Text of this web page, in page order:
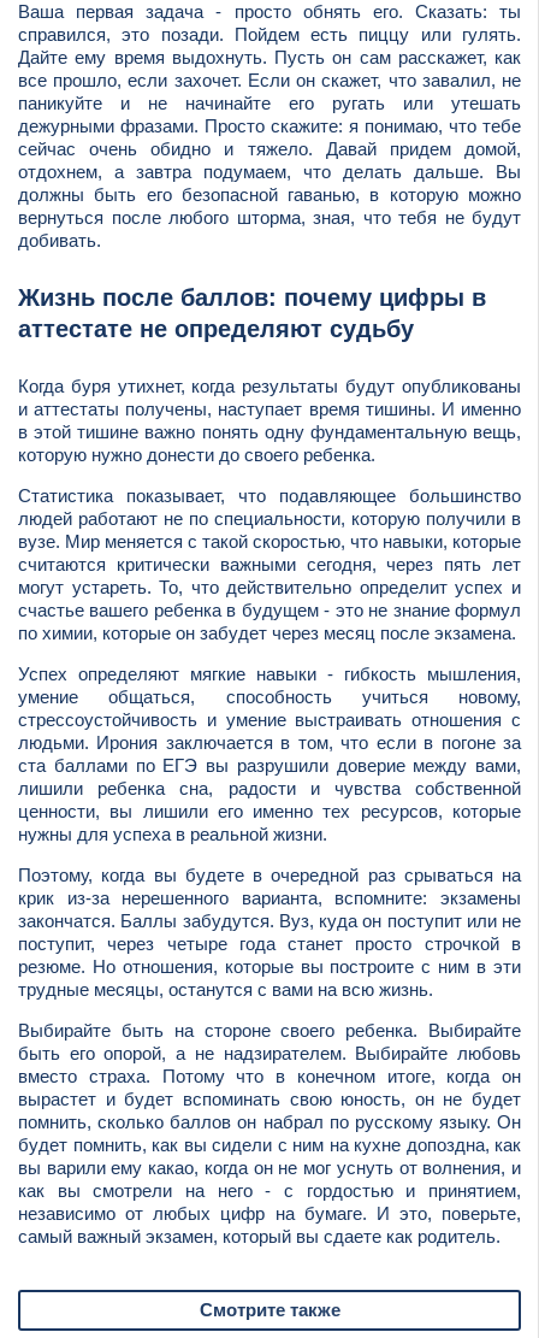
Ваша первая задача - просто обнять его. Сказать: ты
справился, это позади. Пойдем есть пиццу или гулять.
Дайте ему время выдохнуть. Пусть он сам расскажет, как
все прошло, если захочет. Если он скажет, что завалил, не
паникуйте и не начинайте его ругать или утешать
дежурными фразами. Просто скажите: я понимаю, что тебе
сейчас очень обидно и тяжело. Давай придем домой,
отдохнем, а завтра подумаем, что делать дальше. Вы
должны быть его безопасной гаванью, в которую можно
вернуться после любого шторма, зная, что тебя не будут
добивать.
Жизнь после баллов: почему цифры в
аттестате не определяют судьбу
Когда буря утихнет, когда результаты будут опубликованы
и аттестаты получены, наступает время тишины. И именно
в этой тишине важно понять одну фундаментальную вещь,
которую нужно донести до своего ребенка.
Статистика показывает, что подавляющее большинство
людей работают не по специальности, которую получили в
вузе. Мир меняется с такой скоростью, что навыки, которые
считаются критически важными сегодня, через пять лет
могут устареть. То, что действительно определит успех и
счастье вашего ребенка в будущем - это не знание формул
по химии, которые он забудет через месяц после экзамена.
Успех определяют мягкие навыки - гибкость мышления,
умение общаться, способность учиться новому,
стрессоустойчивость и умение выстраивать отношения с
людьми. Ирония заключается в том, что если в погоне за
ста баллами по ЕГЭ вы разрушили доверие между вами,
лишили ребенка сна, радости и чувства собственной
ценности, вы лишили его именно тех ресурсов, которые
нужны для успеха в реальной жизни.
Поэтому, когда вы будете в очередной раз срываться на
крик из-за нерешенного варианта, вспомните: экзамены
закончатся. Баллы забудутся. Вуз, куда он поступит или не
поступит, через четыре года станет просто строчкой в
резюме. Но отношения, которые вы построите с ним в эти
трудные месяцы, останутся с вами на всю жизнь.
Выбирайте быть на стороне своего ребенка. Выбирайте
быть его опорой, а не надзирателем. Выбирайте любовь
вместо страха. Потому что в конечном итоге, когда он
вырастет и будет вспоминать свою юность, он не будет
помнить, сколько баллов он набрал по русскому языку. Он
будет помнить, как вы сидели с ним на кухне допоздна, как
вы варили ему какао, когда он не мог уснуть от волнения, и
как вы смотрели на него - с гордостью и принятием,
независимо от любых цифр на бумаге. И это, поверьте,
самый важный экзамен, который вы сдаете как родитель.
Смотрите также